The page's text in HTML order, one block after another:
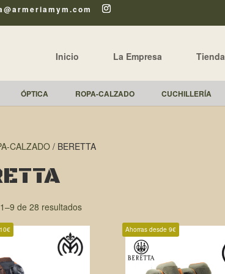
Inicio La Empresa Tienda
ÓPTICA ROPA-CALZADO CUCHILLERÍA
CALZADO / BERETTA
de 28 resultados
Ahorras desde 9€